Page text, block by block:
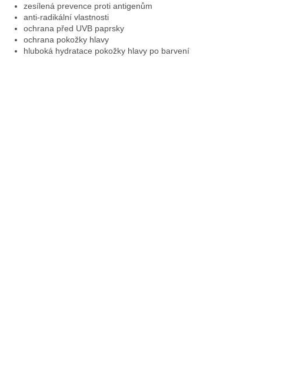
zesílená prevence proti antigenům
anti-radikální vlastnosti
ochrana před UVB paprsky
ochrana pokožky hlavy
hluboká hydratace pokožky hlavy po barvení